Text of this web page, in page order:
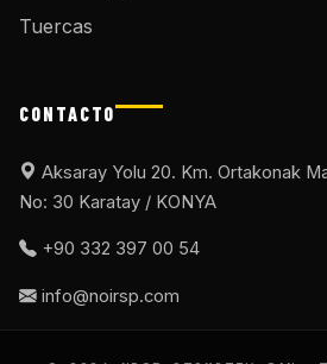
Tuercas
CONTACTO
Aksaray Yolu 20. Km. Ortakonak
No: 30 Karatay / KONYA
+90 332 397 00 54
info@noirsp.com